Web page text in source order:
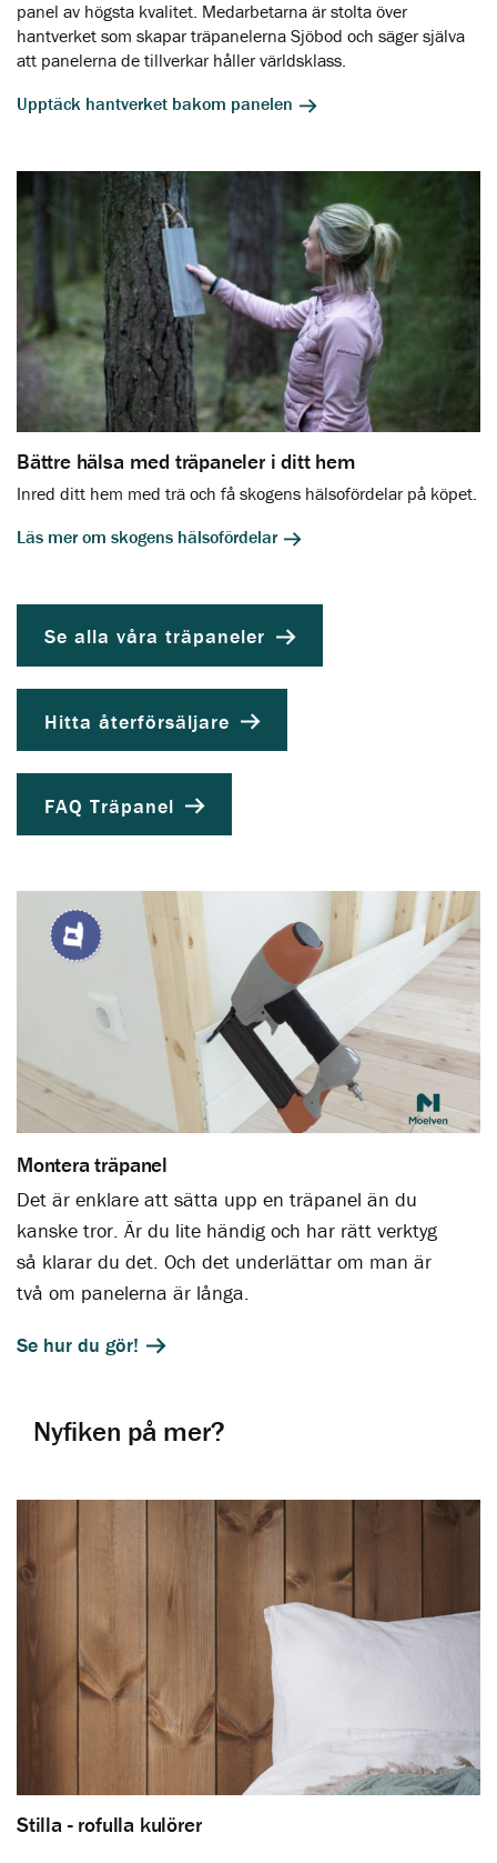
panel av högsta kvalitet. Medarbetarna är stolta över
hantverket som skapar träpanelerna Sjöbod och säger själva
att panelerna de tillverkar håller världsklass.
Upptäck hantverket bakom panelen
Bättre hälsa med träpaneler i ditt hem
Inred ditt hem med trä och få skogens hälsofördelar på köpet.
Läs mer om skogens hälsofördelar
Se alla våra träpaneler
Hitta återförsäljare
FAQ Träpanel
Montera träpanel
Det är enklare att sätta upp en träpanel än du
kanske tror. Är du lite händig och har rätt verktyg
så klarar du det. Och det underlättar om man är
två om panelerna är långa.
Se hur du gör!
Nyfiken på mer?
Stilla - rofulla kulörer